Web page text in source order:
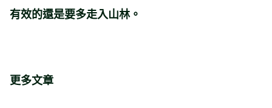
有效的還是要多走入山林。
更多文章